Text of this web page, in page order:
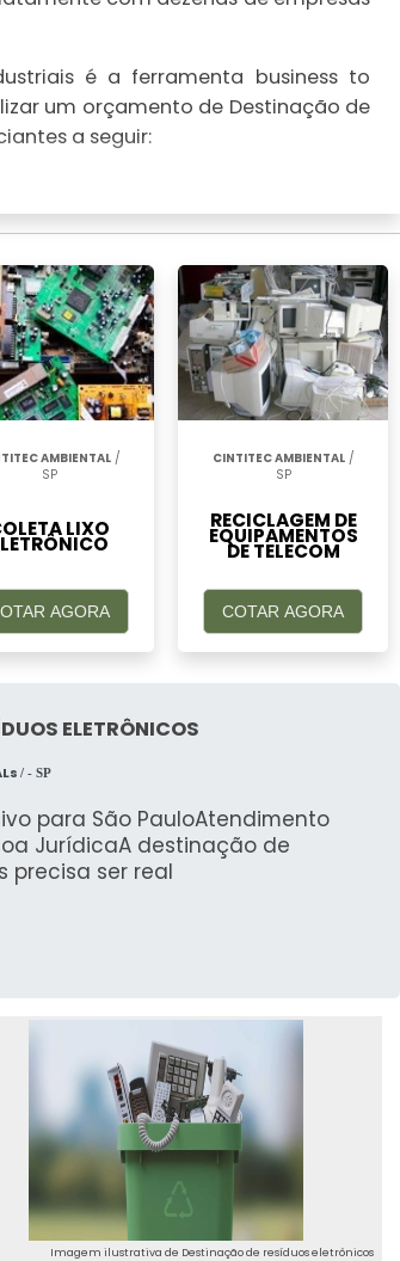
é a ferramenta business to
um orçamento de Destinação de
a seguir:
AMBIENTAL/
SP
LIXO
AGORA
CINTITEC AMBIENTAL/
SP
RECICLAGEM DE
EQUIPAMENTOS
DE TELECOM
COTAR AGORA
ELETRÔNICOS
/ - SP
para São PauloAtendimento
JurídicaA destinação de
precisa ser real
Imagem ilustrativa de Destinação de resíduos eletrônicos